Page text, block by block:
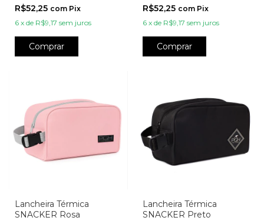
R$52,25 com Pix
6 x de R$9,17 sem juros
Comprar
R$52,25 com Pix
6 x de R$9,17 sem juros
Comprar
Lancheira Térmica
SNACKER Rosa
Lancheira Térmica
SNACKER Preto